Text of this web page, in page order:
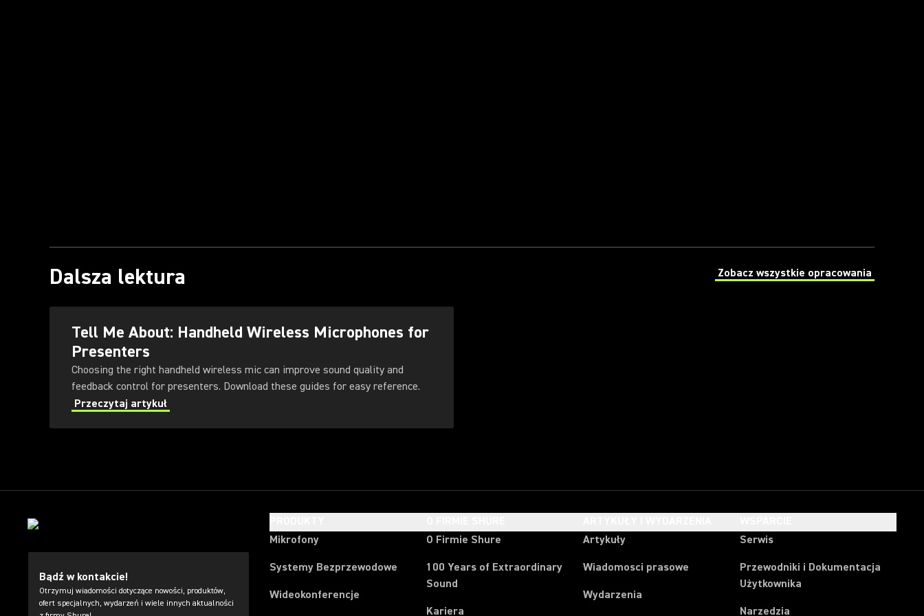
Dalsza lektura Zobacz wszystkie opracowania
(Opens in a new tab)
Tell Me About: Handheld Wireless Microphones for
Presenters
Choosing the right handheld wireless mic can improve sound quality and
feedback control for presenters. Download these guides for easy reference.
Przeczytaj artykuł
Bądź w kontakcie!
Otrzymuj wiadomości dotyczące nowości, produktów,
ofert specjalnych, wydarzeń i wiele innych aktualności
Mikrofony
Systemy Bezprzewodowe
Wideokonferencje
O Firmie Shure
100 Years of Extraordinary
Sound
Kariera
Artykuły
Wiadomosci prasowe
Wydarzenia
Serwis
Przewodniki i Dokumentacja
Użytkownika
Narzedzia